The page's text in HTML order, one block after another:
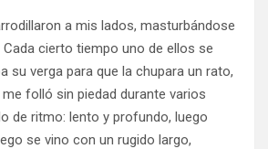
a mis lados, masturbándose
cierto tiempo uno de ellos se
su verga para que la chupara un rato,
folló sin piedad durante varios
de ritmo: lento y profundo, luego
se vino con un rugido largo,